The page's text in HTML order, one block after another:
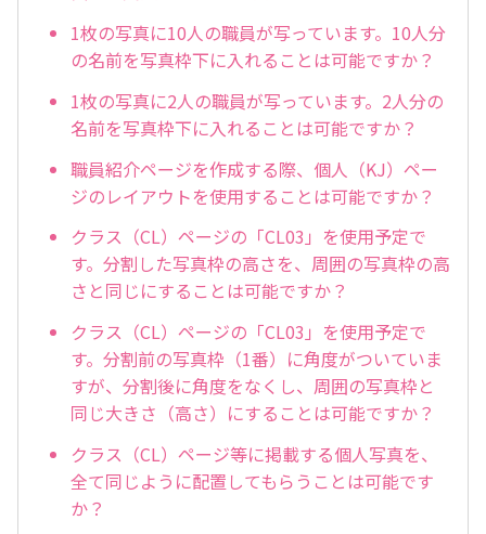
1枚の写真に10人の職員が写っています。10人分
の名前を写真枠下に入れることは可能ですか？
1枚の写真に2人の職員が写っています。2人分の
名前を写真枠下に入れることは可能ですか？
職員紹介ページを作成する際、個人（KJ）ペー
ジのレイアウトを使用することは可能ですか？
クラス（CL）ページの「CL03」を使用予定で
す。分割した写真枠の高さを、周囲の写真枠の高
さと同じにすることは可能ですか？
クラス（CL）ページの「CL03」を使用予定で
す。分割前の写真枠（1番）に角度がついていま
すが、分割後に角度をなくし、周囲の写真枠と
同じ大きさ（高さ）にすることは可能ですか？
クラス（CL）ページ等に掲載する個人写真を、
全て同じように配置してもらうことは可能です
か？